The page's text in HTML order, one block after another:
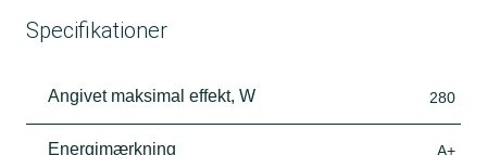
Specifikationer
Angivet maksimal effekt, W 280
Energimærkning A+